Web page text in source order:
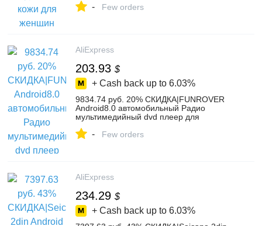
from Багаж и сумки on Aliexpress.com |
- Few orders
AliExpress
203.93 $
+ Cash back up to 6.03%
9834.74 руб. 20% СКИДКА|FUNROVER
Android8.0 автомобильный Радио
мультимедийный dvd плеер для
навигация с рулем стерео-in
- Few orders
AliExpress
234.29 $
+ Cash back up to 6.03%